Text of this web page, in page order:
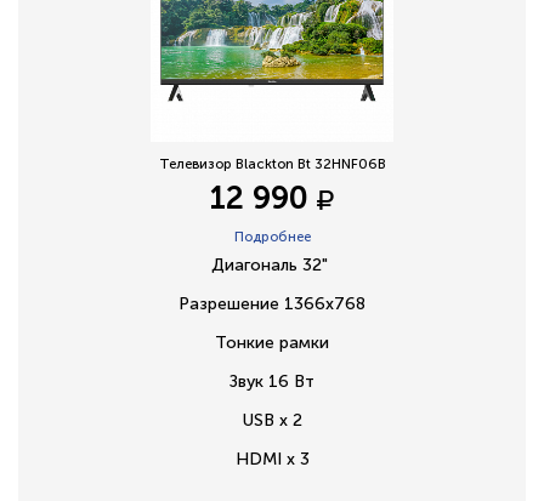
Телевизор Blackton Bt 32HNF06B
12 990
Подробнее
Диагональ 32"
Разрешение 1366х768
Тонкие рамки
Звук 16 Вт
USB x 2
HDMI x 3